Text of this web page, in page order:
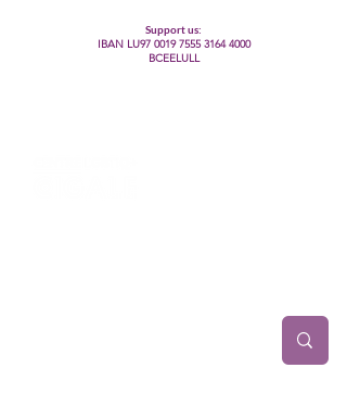
Support us:
IBAN LU97 0019 7555 3164 4000
BCEELULL